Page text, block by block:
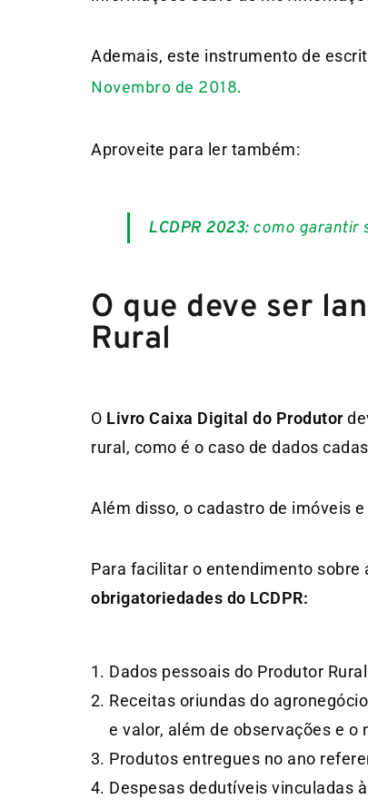
Ademais, este instrumento de
Novembro de 2018.
Aproveite para ler também:
LCDPR 2023: como garantir
O que deve ser
Rural
O Livro Caixa Digital do Produtor
rural, como é o caso de dados
Além disso, o cadastro de imóveis
Para facilitar o entendimento
obrigatoriedades do LCDPR:
Dados pessoais do Produtor
Receitas oriundas do
e valor, além de observações e o
Produtos entregues no ano
Despesas dedutíveis vinculadas